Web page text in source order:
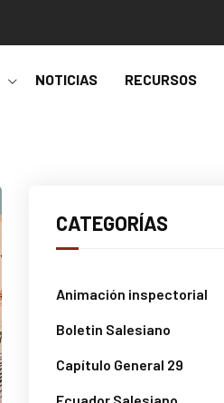
NOTICIAS RECURSOS
CATEGORÍAS
Animación inspectorial
Boletin Salesiano
Capítulo General 29